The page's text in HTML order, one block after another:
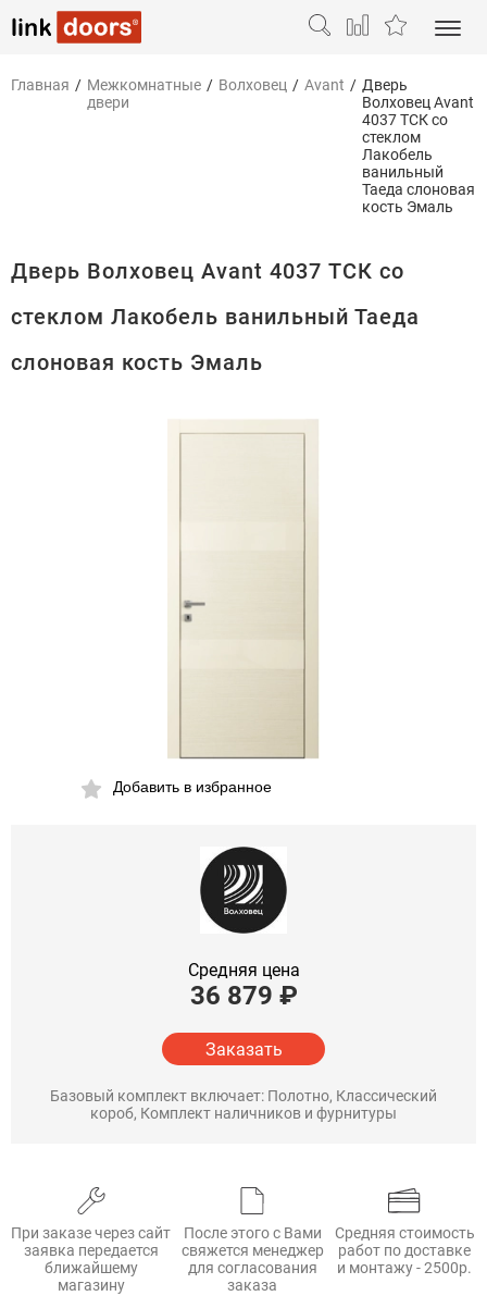
Главная / Межкомнатные
двери
/ Волховец / Avant / Дверь
Волховец Avant
4037 ТСК со
стеклом
Лакобель
ванильный
Таеда слоновая
кость Эмаль
Дверь Волховец Avant 4037 ТСК со
стеклом Лакобель ванильный Таеда
слоновая кость Эмаль
Добавить в избранное
Средняя цена
36 879 ₽
Заказать
Базовый комплект включает: Полотно, Классический
короб, Комплект наличников и фурнитуры
При заказе через сайт
заявка передается
ближайшему
магазину
После этого с Вами
свяжется менеджер
для согласования
заказа
Средняя стоимость
работ по доставке
и монтажу - 2500р.